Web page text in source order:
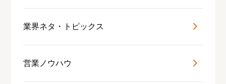
業界ネタ・トピックス
営業ノウハウ